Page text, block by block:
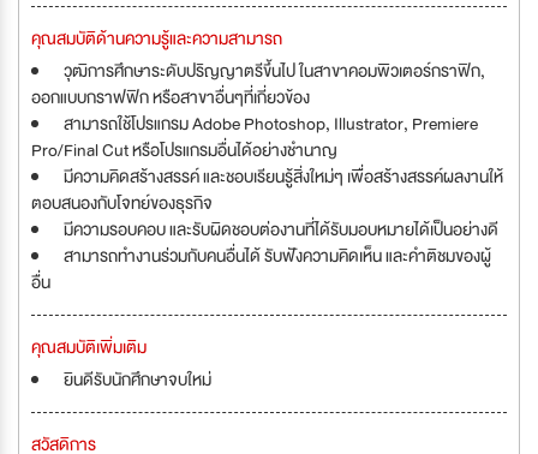
คุณสมบัติด้านความรู้และความสามารถ
วุฒิการศึกษาระดับปริญญาตรีขึ้นไป ในสาขาคอมพิวเตอร์กราฟิก,
ออกแบบกราฟฟิก หรือสาขาอื่นๆที่เกี่ยวข้อง
สามารถใช้โปรแกรม Adobe Photoshop, Illustrator, Premiere
Pro/Final Cut หรือโปรแกรมอื่นได้อย่างชำนาญ
มีความคิดสร้างสรรค์ และชอบเรียนรู้สิ่งใหม่ๆ เพื่อสร้างสรรค์ผลงานให้
ตอบสนองกับโจทย์ของธุรกิจ
มีความรอบคอบ และรับผิดชอบต่องานที่ได้รับมอบหมายได้เป็นอย่างดี
สามารถทำงานร่วมกับคนอื่นได้ รับฟังความคิดเห็น และคำติชมของผู้
อื่น
คุณสมบัติเพิ่มเติม
ยินดีรับนักศึกษาจบใหม่
สวัสดิการ